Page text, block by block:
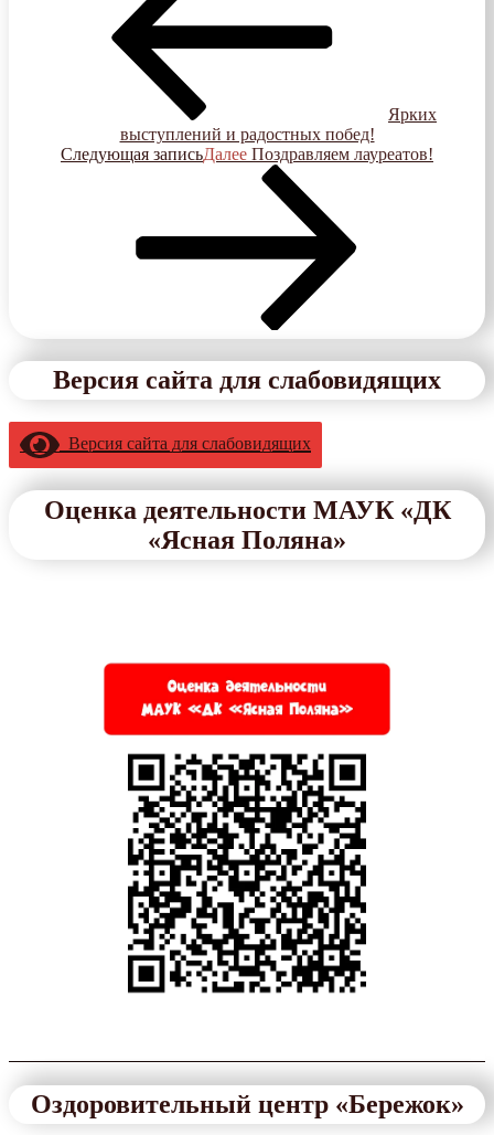
Ярких
выступлений и радостных побед!
Следующая записьДалее Поздравляем лауреатов!
Версия сайта для слабовидящих
Версия сайта для слабовидящих
Оценка деятельности МАУК «ДК
«Ясная Поляна»
Оздоровительный центр «Бережок»